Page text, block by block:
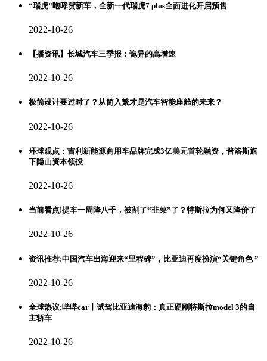
“瑞虎”咆哮贺新车，全新一代瑞虎7 plus全面进化开启预售
2022-10-26
【播资讯】长城汽车三季报：诡异的高增速
2022-10-26
极简设计要过时了？从简入繁才是汽车智能座舱的未来？
2022-10-26
环球观点：吉利新能源商用车品牌完成3亿美元首轮融资，普洛斯旗
下隐山资本领投
2022-10-26
当前看点!提车一周降八千，被割了“韭菜”了？特斯拉为何又降价了
2022-10-26
资讯推荐:中国汽车出海迎来“里程碑”，比亚迪再度扮演“关键角色 ”
2022-10-26
全球热议:哔哔car丨试驾比亚迪海豹：真正硬刚特斯拉model 3的自
主轿车
2022-10-26